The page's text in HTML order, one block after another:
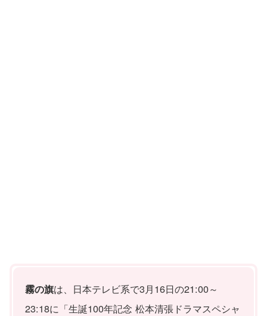
霧の旗は、日本テレビ系で3月16日の21:00～
23:18に「生誕100年記念 松本清張ドラマスペシャ